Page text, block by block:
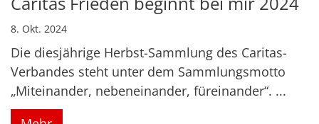
8. Okt. 2024
Die diesjährige Herbst-Sammlung des Caritas-
Verbandes steht unter dem Sammlungsmotto
„Miteinander, nebeneinander, füreinander“. ...